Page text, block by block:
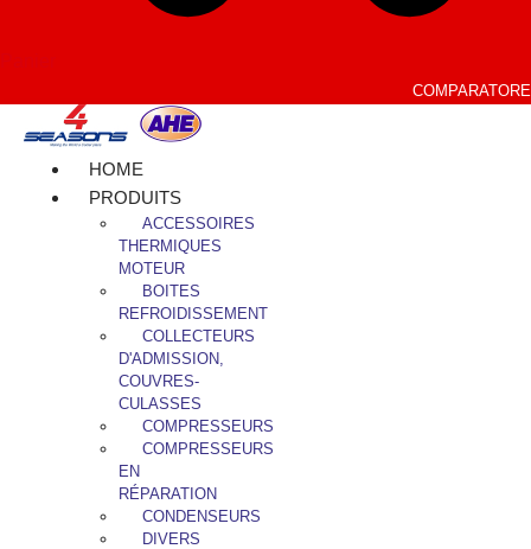
COMPARATORE
HOME
PRODUITS
ACCESSOIRES
THERMIQUES
MOTEUR
BOITES
REFROIDISSEMENT
COLLECTEURS
D'ADMISSION,
COUVRES-
CULASSES
COMPRESSEURS
COMPRESSEURS
EN
RÉPARATION
CONDENSEURS
DIVERS